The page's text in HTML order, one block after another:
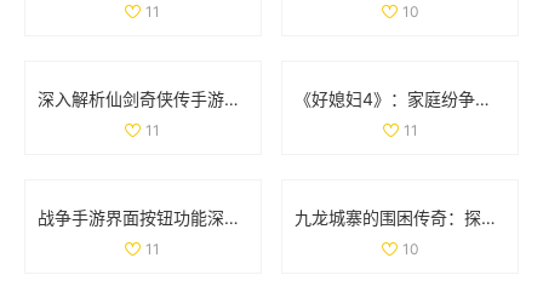
11 10
深入解析仙剑奇侠传手游情缘系统的独特魅力与玩法
11
《好媳妇4》：家庭纷争与亲情考验交织的真实生活故事
11
战争手游界面按钮功能深入分析：揭开无尽战斗的神秘面纱
11
九龙城寨的围困传奇：探索历史中的生存之道
10